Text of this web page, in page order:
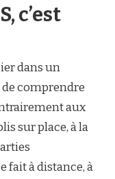
c’est
dans un
comprendre
aux
sur place, à la
fait à distance, à